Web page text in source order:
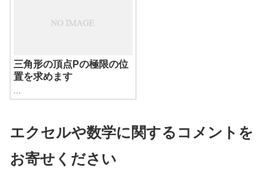
三角形の頂点Pの極限の位
置を求めます
エクセルや数学に関するコメントを
お寄せください